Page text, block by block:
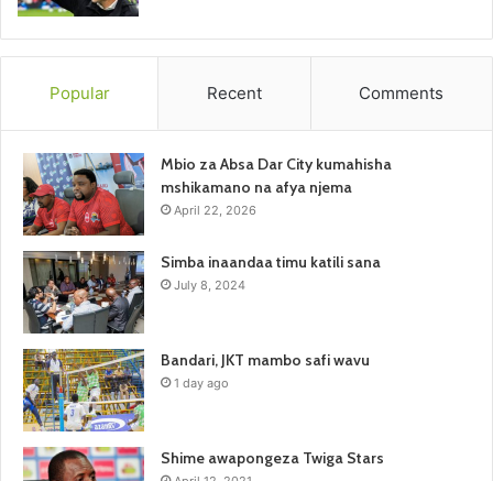
Popular Recent Comments
Mbio za Absa Dar City kumahisha
mshikamano na afya njema
April 22, 2026
Simba inaandaa timu katili sana
July 8, 2024
Bandari, JKT mambo safi wavu
1 day ago
Shime awapongeza Twiga Stars